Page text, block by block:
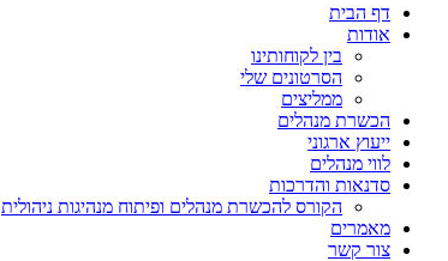
דף הבית
אודות
בין לקוחותינו
הסרטונים שלי
ממליצים
הכשרת מנהלים
ייעוץ ארגוני
לווי מנהלים
סדנאות והדרכות
הקורס להכשרת מנהלים ופיתוח מנהיגות ניהולית
מאמרים
צור קשר